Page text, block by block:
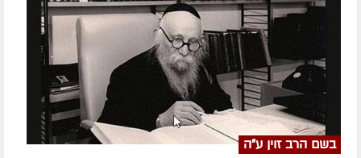
בשם הרב זוין ע"ה